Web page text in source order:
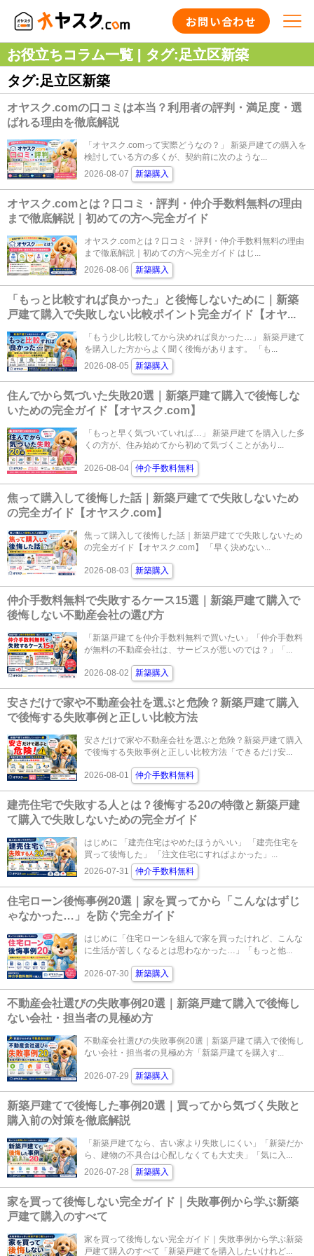
お問い合わせ
お役立ちコラム一覧 | タグ:足立区新築
タグ:足立区新築
オヤスク.comの口コミは本当？利用者の評判・満足度・選
ばれる理由を徹底解説
「オヤスク.comって実際どうなの？」 新築戸建ての購入を
検討している方の多くが、契約前に次のような...
2026-08-07
新築購入
オヤスク.comとは？口コミ・評判・仲介手数料無料の理由
まで徹底解説｜初めての方へ完全ガイド
オヤスク.comとは？口コミ・評判・仲介手数料無料の理由
まで徹底解説｜初めての方へ完全ガイド はじ...
2026-08-06
新築購入
「もっと比較すれば良かった」と後悔しないために｜新築
戸建て購入で失敗しない比較ポイント完全ガイド【オヤ...
「もう少し比較してから決めれば良かった…」 新築戸建て
を購入した方からよく聞く後悔があります。 「も...
2026-08-05
新築購入
住んでから気づいた失敗20選｜新築戸建て購入で後悔しな
いための完全ガイド【オヤスク.com】
「もっと早く気づいていれば…」 新築戸建てを購入した多
くの方が、住み始めてから初めて気づくことがあり...
2026-08-04 仲介手数料無料
焦って購入して後悔した話｜新築戸建てで失敗しないため
の完全ガイド【オヤスク.com】
焦って購入して後悔した話｜新築戸建てで失敗しないため
の完全ガイド【オヤスク.com】 「早く決めない...
2026-08-03 新築購入
仲介手数料無料で失敗するケース15選｜新築戸建て購入で
後悔しない不動産会社の選び方
「新築戸建てを仲介手数料無料で買いたい」「仲介手数料
が無料の不動産会社は、サービスが悪いのでは？」「...
2026-08-02 新築購入
安さだけで家や不動産会社を選ぶと危険？新築戸建て購入
で後悔する失敗事例と正しい比較方法
安さだけで家や不動産会社を選ぶと危険？新築戸建て購入
で後悔する失敗事例と正しい比較方法「できるだけ安...
2026-08-01 仲介手数料無料
建売住宅で失敗する人とは？後悔する20の特徴と新築戸建
て購入で失敗しないための完全ガイド
はじめに 「建売住宅はやめたほうがいい」 「建売住宅を
買って後悔した」 「注文住宅にすればよかった」...
2026-07-31
仲介手数料無料
住宅ローン後悔事例20選｜家を買ってから「こんなはずじ
ゃなかった…」を防ぐ完全ガイド
はじめに「住宅ローンを組んで家を買ったけれど、こんな
に生活が苦しくなるとは思わなかった…」「もっと他...
2026-07-30 新築購入
不動産会社選びの失敗事例20選｜新築戸建て購入で後悔し
ない会社・担当者の見極め方
不動産会社選びの失敗事例20選｜新築戸建て購入で後悔し
ない会社・担当者の見極め方「新築戸建てを購入す...
2026-07-29 新築購入
新築戸建てで後悔した事例20選｜買ってから気づく失敗と
購入前の対策を徹底解説
「新築戸建てなら、古い家より失敗しにくい」「新築だか
ら、建物の不具合は心配しなくても大丈夫」「気に入...
2026-07-28
新築購入
家を買って後悔しない完全ガイド｜失敗事例から学ぶ新築
戸建て購入のすべて
家を買って後悔しない完全ガイド｜失敗事例から学ぶ新築
戸建て購入のすべて「新築戸建てを購入したいけれど...